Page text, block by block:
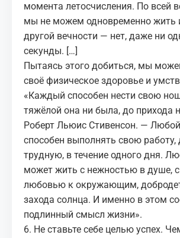
момента летосчисления. По всей
мы не можем одновременно жить
другой вечности — нет, даже ни
секунды. […]
Пытаясь этого добиться, мы
своё физическое здоровье и
«Каждый способен нести свою
тяжёлой она ни была, до прихода
Роберт Льюис Стивенсон. —
способен выполнять свою
трудную, в течение одного дня.
может жить с нежностью в душе,
любовью к окружающим,
захода солнца. И именно в этом
подлинный смысл жизни».
6. Не ставьте себе целью успех.